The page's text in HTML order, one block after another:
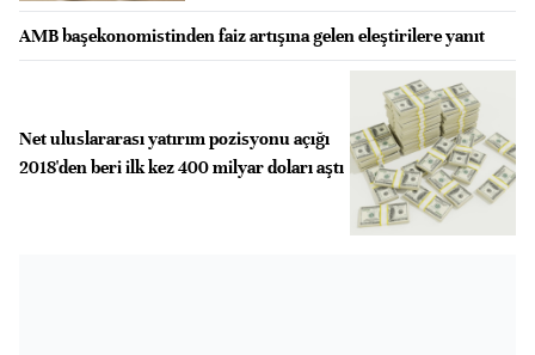
AMB başekonomistinden faiz artışına gelen eleştirilere yanıt
Net uluslararası yatırım pozisyonu açığı
2018'den beri ilk kez 400 milyar doları aştı